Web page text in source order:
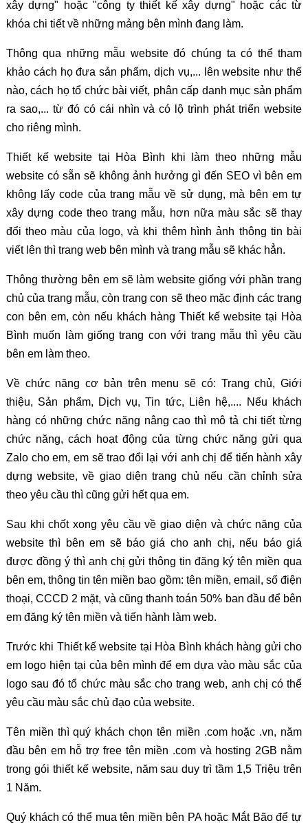
xây dựng" hoặc "công ty thiết kế xây dựng" hoặc các từ
khóa chi tiết về những mảng bên mình đang làm.
Thông qua những mẫu website đó chúng ta có thể tham
khảo cách họ đưa sản phẩm, dịch vụ,... lên website như thế
nào, cách họ tổ chức bài viết, phân cấp danh mục sản phẩm
ra sao,... từ đó có cái nhìn và có lộ trình phát triển website
cho riêng mình.
Thiết kế website tại Hòa Bình khi làm theo những mẫu
website có sẵn sẽ không ảnh hưởng gì đến SEO vì bên em
không lấy code của trang mẫu về sử dụng, mà bên em tự
xây dựng code theo trang mẫu, hơn nữa màu sắc sẽ thay
đổi theo màu của logo, và khi thêm hình ảnh thông tin bài
viết lên thì trang web bên mình và trang mẫu sẽ khác hẳn.
Thông thường bên em sẽ làm website giống với phần trang
chủ của trang mẫu, còn trang con sẽ theo mặc định các trang
con bên em, còn nếu khách hàng Thiết kế website tại Hòa
Bình muốn làm giống trang con với trang mẫu thì yêu cầu
bên em làm theo.
Về chức năng cơ bản trên menu sẽ có: Trang chủ, Giới
thiệu, Sản phẩm, Dịch vụ, Tin tức, Liên hệ,.... Nếu khách
hàng có những chức năng nâng cao thì mô tả chi tiết từng
chức năng, cách hoạt động của từng chức năng gửi qua
Zalo cho em, em sẽ trao đổi lại với anh chị để tiến hành xây
dựng website, về giao diện trang chủ nếu cần chỉnh sửa
theo yêu cầu thì cũng gửi hết qua em.
Sau khi chốt xong yêu cầu về giao diện và chức năng của
website thì bên em sẽ báo giá cho anh chị, nếu báo giá
được đồng ý thì anh chị gửi thông tin đăng ký tên miền qua
bên em, thông tin tên miền bao gồm: tên miền, email, số điện
thoại, CCCD 2 mặt, và cũng thanh toán 50% ban đầu để bên
em đăng ký tên miền và tiến hành làm web.
Trước khi Thiết kế website tại Hòa Bình khách hàng gửi cho
em logo hiện tại của bên mình để em dựa vào màu sắc của
logo sau đó tổ chức màu sắc cho trang web, anh chị có thể
yêu cầu màu sắc chủ đạo của website.
Tên miền thì quý khách chọn tên miền .com hoặc .vn, năm
đầu bên em hỗ trợ free tên miền .com và hosting 2GB nằm
trong gói thiết kế website, năm sau duy trì tầm 1,5 Triệu trên
1 Năm.
Quý khách có thể mua tên miền bên PA hoặc Mắt Bão để tự